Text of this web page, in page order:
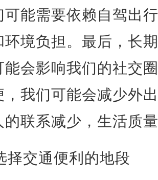
可能需要依赖自驾出
境负担。最后，长
会影响我们的社交
，我们可能会减少外
联系减少，生活质
择交通便利的地段